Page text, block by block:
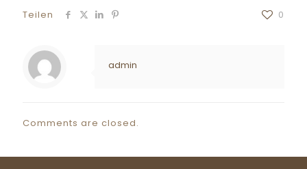
Teilen 0
admin
Comments are closed.